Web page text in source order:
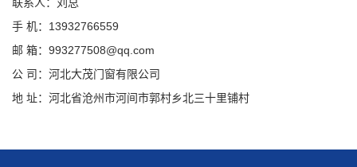
联系人：刘总
手 机：13932766559
邮 箱：993277508@qq.com
公 司：河北大茂门窗有限公司
地 址：河北省沧州市河间市郭村乡北三十里铺村